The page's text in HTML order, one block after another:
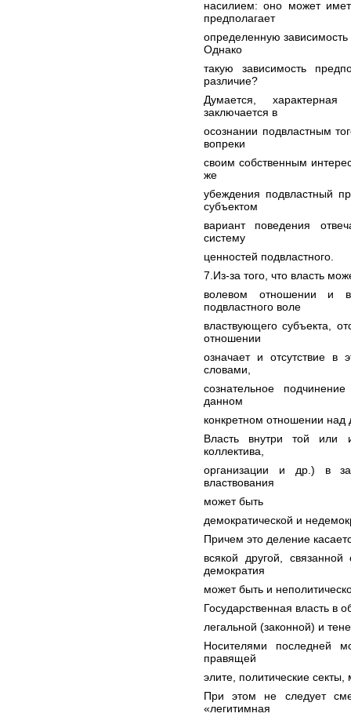
насилием: оно может
предполагает
определенную
Однако
такую зависимость
различие?
Думается,
заключается в
осознании подвластным
вопреки
своим собственным
же
убеждения подвластный
субъектом
вариант поведения
систему
ценностей подвластного.
7.Из-за того, что власть
волевом отношении и
подвластного воле
властвующего субъекта,
отношении
означает и отсутствие в
словами,
сознательное
данном
конкретном отношении
Власть внутри той или
коллектива,
организации и др.) в
властвования
может быть
демократической и
Причем это деление
всякой другой,
демократия
может быть и
Государственная власть в
легальной (законной) и
Носителями последней
правящей
элите, политические
При этом не следует
«легитимная